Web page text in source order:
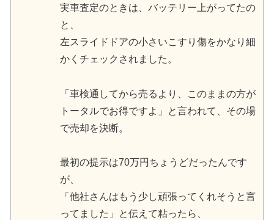
実車査定のときは、バッテリー上がってたの
と、
左スライドドアの小さいこすり傷をかなり細
かくチェックされました。
「車検通してから売るより、このままの方が
トータルでお得ですよ」と言われて、その場
で売却を決断。
最初の提示は70万円ちょうどだったんです
が、
「他社さんはもう少し頑張ってくれそうと言
ってました」と伝えて粘ったら、